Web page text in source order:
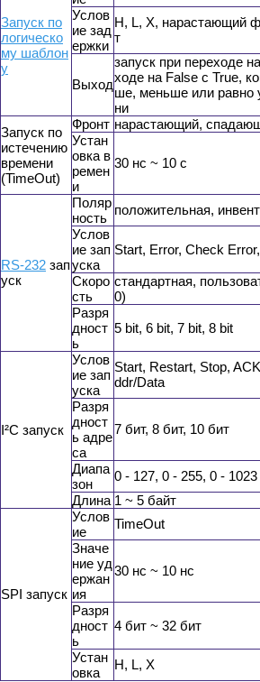
Запуск по
логическо
му шаблон
у
Услов
ие зад
ержки
H, L, X, нарастающий
т
Выход
запуск при переходе
ходе на False с True,
ше, меньше или равно
ни
Запуск по
истечению
времени
(TimeOut)
Фронт нарастающий,
Устан
овка в
ремен
и
30 нс ~ 10 с
RS-232 зап
уск
Поляр
ность
положительная,
Услов
ие зап
уска
Start, Error, Check
Скоро
сть
стандартная,
0)
Разря
дност
ь
5 bit, 6 bit, 7 bit, 8 bit
I²C запуск
Услов
ие зап
уска
Start, Restart, Stop,
ddr/Data
Разря
дност
ь адре
са
7 бит, 8 бит, 10 бит
Диапа
зон
0 - 127, 0 - 255, 0 - 1023
Длина 1 ~ 5 байт
SPI запуск
Услов
ие
TimeOut
Значе
ние уд
ержан
ия
30 нс ~ 10 нс
Разря
дност
ь
4 бит ~ 32 бит
Устан
овка
H, L, X